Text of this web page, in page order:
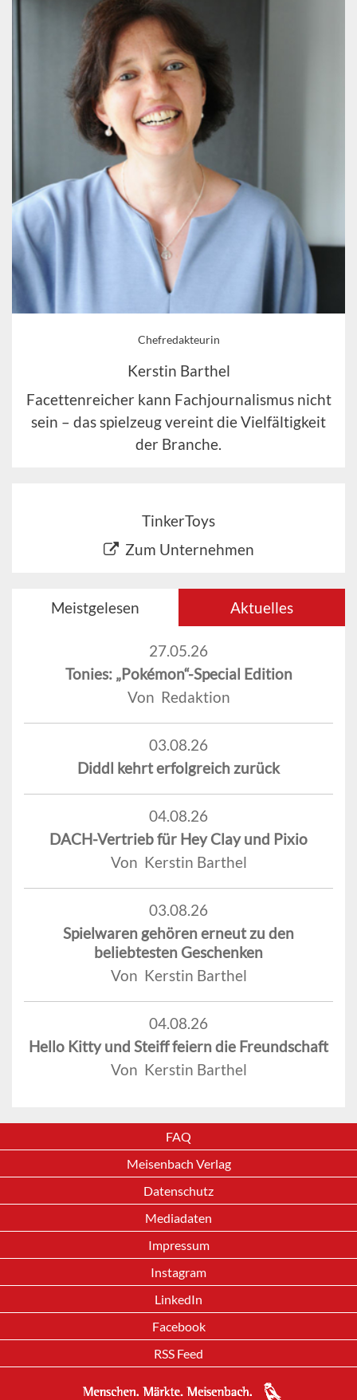
Chefredakteurin
Kerstin Barthel
Facettenreicher kann Fachjournalismus nicht
sein – das spielzeug vereint die Vielfältigkeit
der Branche.
TinkerToys
Zum Unternehmen
Meistgelesen Aktuelles
27.05.26
Tonies: „Pokémon“-Special Edition
Von Redaktion
03.08.26
Diddl kehrt erfolgreich zurück
04.08.26
DACH-Vertrieb für Hey Clay und Pixio
Von Kerstin Barthel
03.08.26
Spielwaren gehören erneut zu den
beliebtesten Geschenken
Von Kerstin Barthel
04.08.26
Hello Kitty und Steiff feiern die Freundschaft
Von Kerstin Barthel
FAQ
Meisenbach Verlag
Datenschutz
Mediadaten
Impressum
Instagram
LinkedIn
Facebook
RSS Feed